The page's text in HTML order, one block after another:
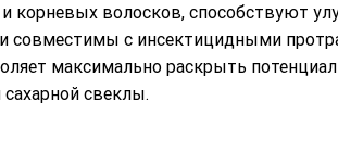
корневых волосков, способствуют
совместимы с инсектицидными
максимально раскрыть
свеклы.